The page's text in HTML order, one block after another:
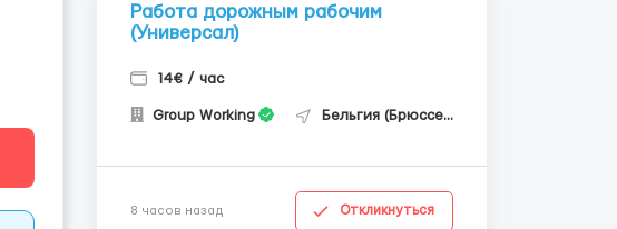
Работа дорожным рабочим
(Универсал)
14€ / час
Group Working Бельгия (Брюссель)
8 часов назад Откликнуться